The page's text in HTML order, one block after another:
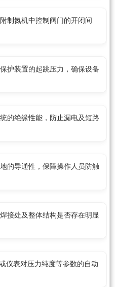
制氮机中控制阀门的开闭间
护装置的起跳压力，确保设备
的绝缘性能，防止漏电及短路
的导通性，保障操作人员防触
接处及整体结构是否存在明显
仪表对压力纯度等参数的自动